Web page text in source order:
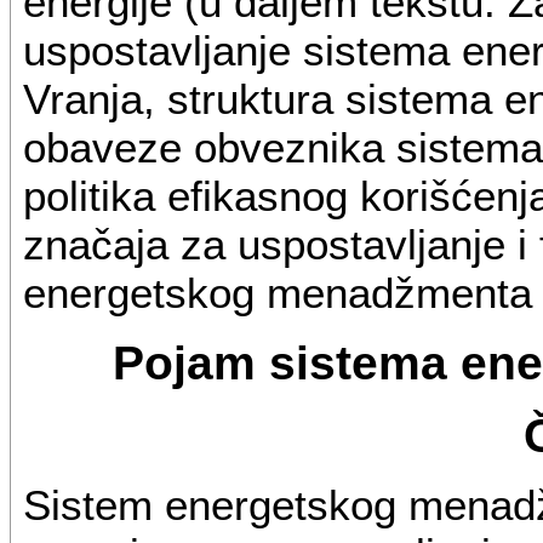
uspostavljanje sistema
Vranja, struktura sistema
obaveze obveznika
politika efikasnog
značaja za uspostavljanje
energetskog
Pojam sistema
Sistem energetskog